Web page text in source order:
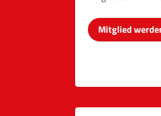
Mitglied